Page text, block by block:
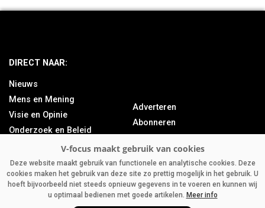
DIRECT NAAR:
Nieuws
Mens en Mening
Visie en Opinie
Onderzoek en Beleid
Bedrijfsnieuws
Column
Adverteren
Abonneren
Contact
Deze website maakt gebruik van functionele en analytische cookies. Deze
cookies maken het gebruik van deze site zo prettig mogelijk in het gebruik. U
hoeft bijvoorbeeld niet steeds opnieuw gegevens in te voeren en kunnen wij
u optimaal bedienen met goede artikelen. Meer info